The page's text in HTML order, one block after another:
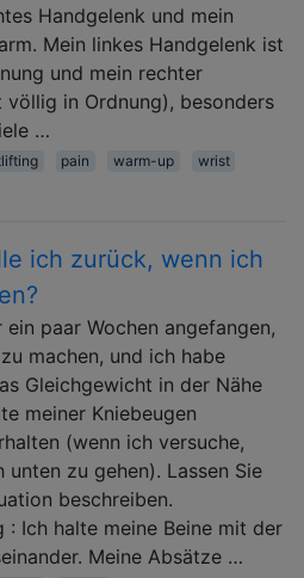
Handgelenk und mein
Mein linkes Handgelenk ist
und mein rechter
völlig in Ordnung), besonders
…
pain warm-up
wrist
ich zurück, wenn ich
ein paar Wochen angefangen,
machen, und ich habe
Gleichgewicht in der Nähe
meiner Kniebeugen
(wenn ich versuche,
unten zu gehen). Lassen Sie
beschreiben.
: Ich halte meine Beine mit der
Meine Absätze …